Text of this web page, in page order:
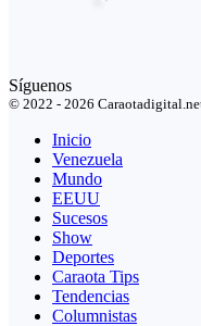
Síguenos
© 2022 - 2026
Inicio
Venezuela
Mundo
EEUU
Sucesos
Show
Deportes
Caraota Tips
Tendencias
Columnistas